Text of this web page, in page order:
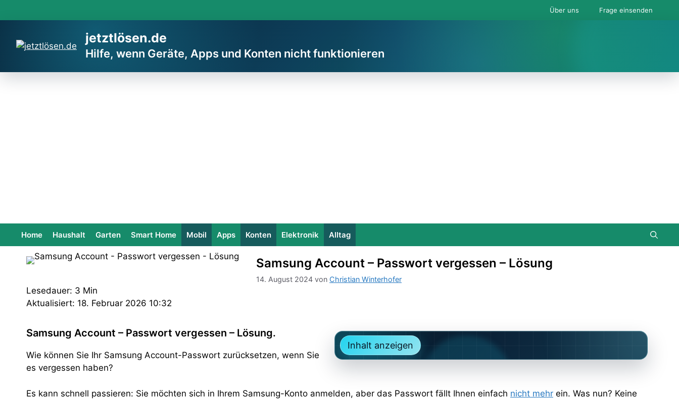
Inhalt
Über uns Frage einsenden
jetztlösen.de
Hilfe, wenn Geräte, Apps und Konten nicht funktionieren
Home Haushalt Garten Smart Home Mobil Apps Konten Elektronik Alltag
Samsung Account – Passwort vergessen – Lösung
14. August 2024 von Christian Winterhofer
Lesedauer: 3 Min
Aktualisiert: 18. Februar 2026 10:32
Inhalt anzeigen
Samsung Account – Passwort vergessen – Lösung.
Wie können Sie Ihr Samsung Account-Passwort zurücksetzen, wenn Sie
es vergessen haben?
Es kann schnell passieren: Sie möchten sich in Ihrem Samsung-Konto anmelden, aber das Passwort fällt Ihnen einfach nicht mehr ein. Was nun? Keine